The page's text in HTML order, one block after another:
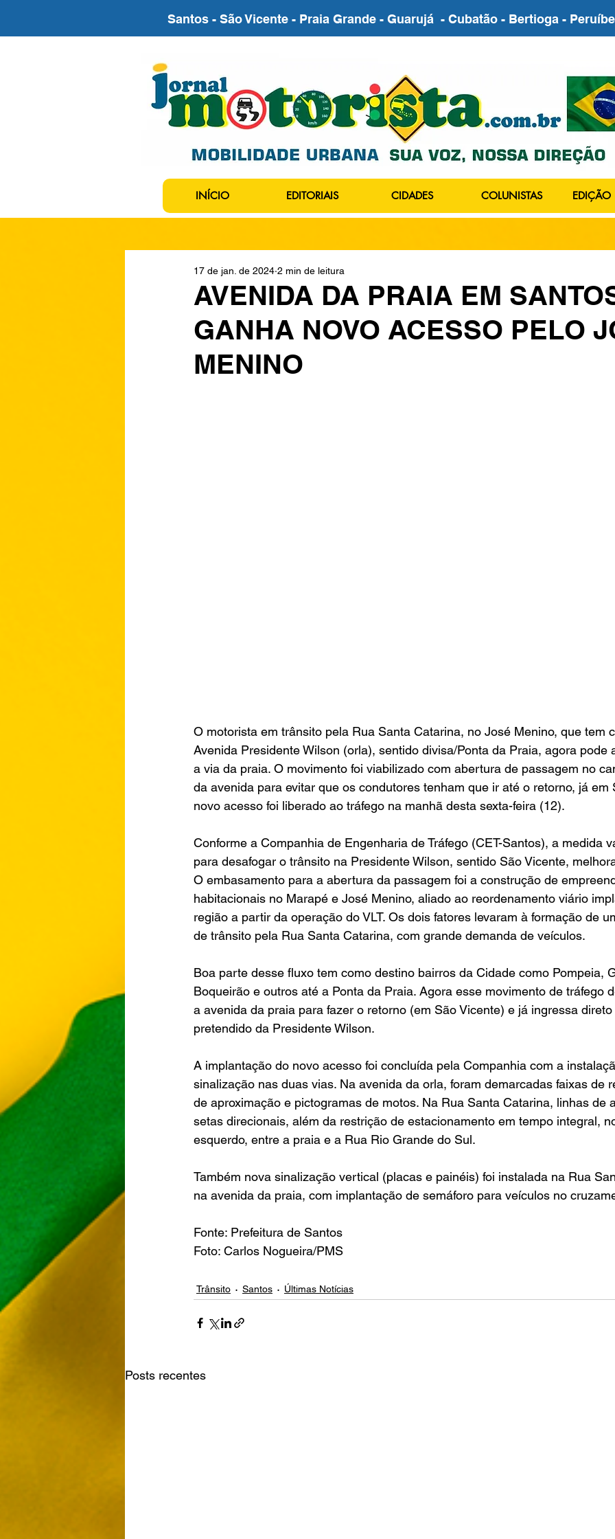
Santos - São Vicente - Praia Grande - Guarujá - Cubatão - Bertioga -
INÍCIO EDITORIAIS CIDADES COLUNISTAS EDIÇÃO
AVENIDA DA PRAIA EM
GANHA NOVO ACESSO PELO
MENINO
17 de jan. de 2024 2 min de leitura
O motorista em trânsito pela Rua Santa Catarina, no José Menino, que tem
Avenida Presidente Wilson (orla), sentido divisa/Ponta da Praia, agora pode
a via da praia. O movimento foi viabilizado com abertura de passagem no
da avenida para evitar que os condutores tenham que ir até o retorno, já
novo acesso foi liberado ao tráfego na manhã desta sexta-feira (12).
Conforme a Companhia de Engenharia de Tráfego (CET-Santos), a medida
para desafogar o trânsito na Presidente Wilson, sentido São Vicente,
O embasamento para a abertura da passagem foi a construção de
habitacionais no Marapé e José Menino, aliado ao reordenamento viário
região a partir da operação do VLT. Os dois fatores levaram à formação de
de trânsito pela Rua Santa Catarina, com grande demanda de veículos.
Boa parte desse fluxo tem como destino bairros da Cidade como Pompeia,
Boqueirão e outros até a Ponta da Praia. Agora esse movimento de tráfego
a avenida da praia para fazer o retorno (em São Vicente) e já ingressa
pretendido da Presidente Wilson.
A implantação do novo acesso foi concluída pela Companhia com a
sinalização nas duas vias. Na avenida da orla, foram demarcadas faixas de
de aproximação e pictogramas de motos. Na Rua Santa Catarina, linhas de
setas direcionais, além da restrição de estacionamento em tempo integral,
esquerdo, entre a praia e a Rua Rio Grande do Sul.
Também nova sinalização vertical (placas e painéis) foi instalada na Rua
na avenida da praia, com implantação de semáforo para veículos no
Fonte: Prefeitura de Santos
Foto: Carlos Nogueira/PMS
Trânsito Santos Últimas Notícias
Posts recentes